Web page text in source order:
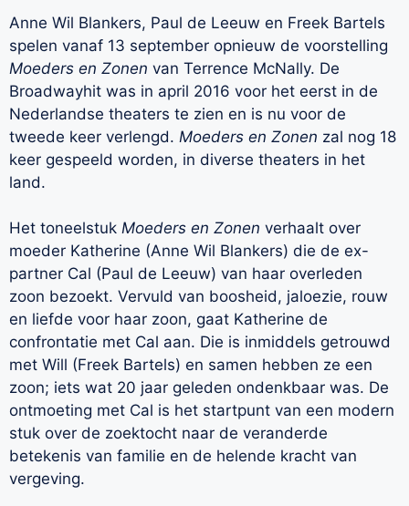
Anne Wil Blankers, Paul de Leeuw en Freek Bartels
spelen vanaf 13 september opnieuw de voorstelling
Moeders en Zonen van Terrence McNally. De
Broadwayhit was in april 2016 voor het eerst in de
Nederlandse theaters te zien en is nu voor de
tweede keer verlengd. Moeders en Zonen zal nog 18
keer gespeeld worden, in diverse theaters in het
land.
Het toneelstuk Moeders en Zonen verhaalt over
moeder Katherine (Anne Wil Blankers) die de ex-
partner Cal (Paul de Leeuw) van haar overleden
zoon bezoekt. Vervuld van boosheid, jaloezie, rouw
en liefde voor haar zoon, gaat Katherine de
confrontatie met Cal aan. Die is inmiddels getrouwd
met Will (Freek Bartels) en samen hebben ze een
zoon; iets wat 20 jaar geleden ondenkbaar was. De
ontmoeting met Cal is het startpunt van een modern
stuk over de zoektocht naar de veranderde
betekenis van familie en de helende kracht van
vergeving.